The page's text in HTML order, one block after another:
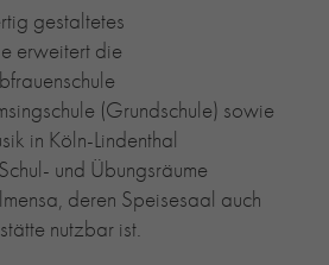
gestaltetes
erweitert die
(Grundschule) sowie
in Köln-Lindenthal
und Übungsräume
deren Speisesaal auch
nutzbar ist.